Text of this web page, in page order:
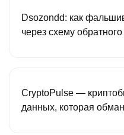
Dsozondd: как
через схему
CryptoPulse —
данных, которая